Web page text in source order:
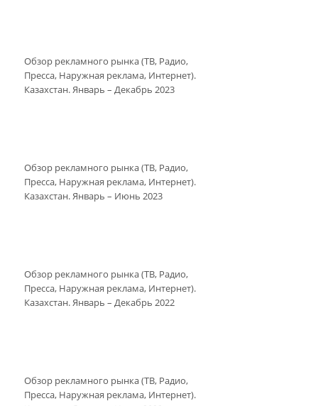
Обзор рекламного рынка (ТВ, Радио,
Пресса, Наружная реклама, Интернет).
Казахстан. Январь – Декабрь 2023
Обзор рекламного рынка (ТВ, Радио,
Пресса, Наружная реклама, Интернет).
Казахстан. Январь – Июнь 2023
Обзор рекламного рынка (ТВ, Радио,
Пресса, Наружная реклама, Интернет).
Казахстан. Январь – Декабрь 2022
Обзор рекламного рынка (ТВ, Радио,
Пресса, Наружная реклама, Интернет).